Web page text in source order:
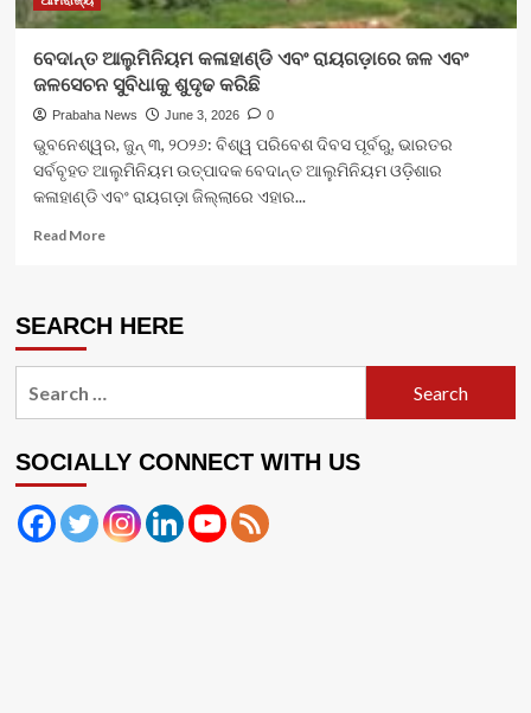
ବେଦାନ୍ତ ଆଲୁମିନିୟମ କଳାହାଣ୍ଡି ଏବଂ ରାୟଗଡ଼ାରେ ଜଳ ଏବଂ
ଜଳସେଚନ ସୁବିଧାକୁ ଶୁଦୃଢ କରିଛି
Prabaha News June 3, 2026 0
ଭୁବନେଶ୍ୱର, ଜୁନ୍ ୩, ୨୦୨୬: ବିଶ୍ୱ ପରିବେଶ ଦିବସ ପୂର୍ବରୁ, ଭାରତର
ସର୍ବବୃହତ ଆଲୁମିନିୟମ ଉତ୍ପାଦକ ବେଦାନ୍ତ ଆଲୁମିନିୟମ ଓଡ଼ିଶାର
କଳାହାଣ୍ଡି ଏବଂ ରାୟଗଡ଼ା ଜିଲ୍ଲାରେ ଏହାର...
Read MoreRead
ଆଲୁମିନିୟମ
ଏବଂ
ଜଳସେଚନ
ଶୁଦୃଢ
କରିଛି
SEARCH HERE
SOCIALLY CONNECT WITH US